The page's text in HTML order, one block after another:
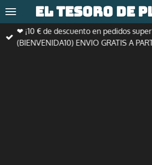
Ir
al
contenido
principal
El tesoro de
❤ ¡10 € de descuento en pedidos
(BIENVENIDA10) ENVIO GRATIS A